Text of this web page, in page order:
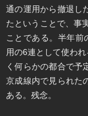
通の運用から撤退し
たということで、事
ことである。半年前
用の6連として使わ
く何らかの都合で予
京成線内で見られた
ある。残念。